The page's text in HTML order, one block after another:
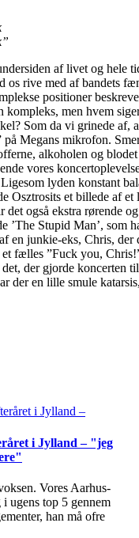
af livet og hele
os rive med af bandets
positioner
kompleks, men hvem
Som da vi grinede af,
Megans mikrofon.
alkoholen og
vores
lyden konstant
Osztrosits et billede af et
det også ekstra rørende
’The Stupid Man’, som
en junkie-eks, Chris, der
fælles ”Fuck you,
det, der gjorde koncerten
der en lille smule
i Jylland – "jeg
Vores Aarhus-
ugens top 5 gennem
han må ofre